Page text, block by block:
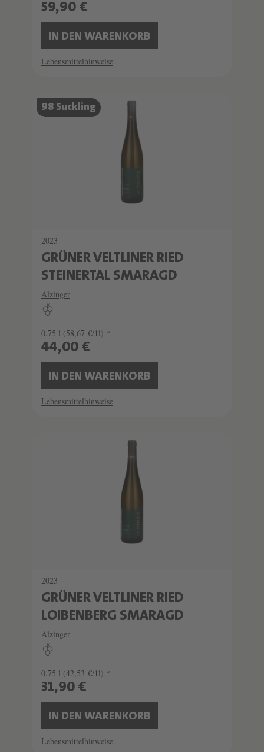
59,90 €
IN DEN WARENKORB
Lebensmittelhinweise
98 Suckling
2023
GRÜNER VELTLINER RIED
STEINERTAL SMARAGD
Alzinger
0.75 l (58,67 €/1l) *
44,00 €
IN DEN WARENKORB
Lebensmittelhinweise
2023
GRÜNER VELTLINER RIED
LOIBENBERG SMARAGD
Alzinger
0.75 l (42,53 €/1l) *
31,90 €
IN DEN WARENKORB
Lebensmittelhinweise